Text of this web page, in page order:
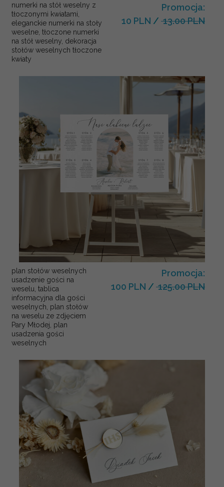
numerki na stół weselny z
tłoczonymi kwiatami,
eleganckie numerki na stoły
weselne, tłoczone numerki
na stół weselny, dekoracja
stołów weselnych tłoczone
kwiaty
Promocja:
10 PLN / 13.00 PLN
plan stołów weselnych
usadzenie gości na
weselu, tablica
informacyjna dla gości
weselnych, plan stołów
na weselu ze zdjęciem
Pary Młodej, plan
usadzenia gości
weselnych
Promocja:
100 PLN / 125.00 PLN